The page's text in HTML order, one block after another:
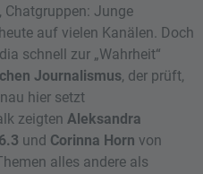
Chatgruppen: Junge
auf vielen Kanälen. Doch
schnell zur „Wahrheit“
Journalismus, der prüft,
hier setzt
zeigten Aleksandra
und Corinna Horn von
alles andere als